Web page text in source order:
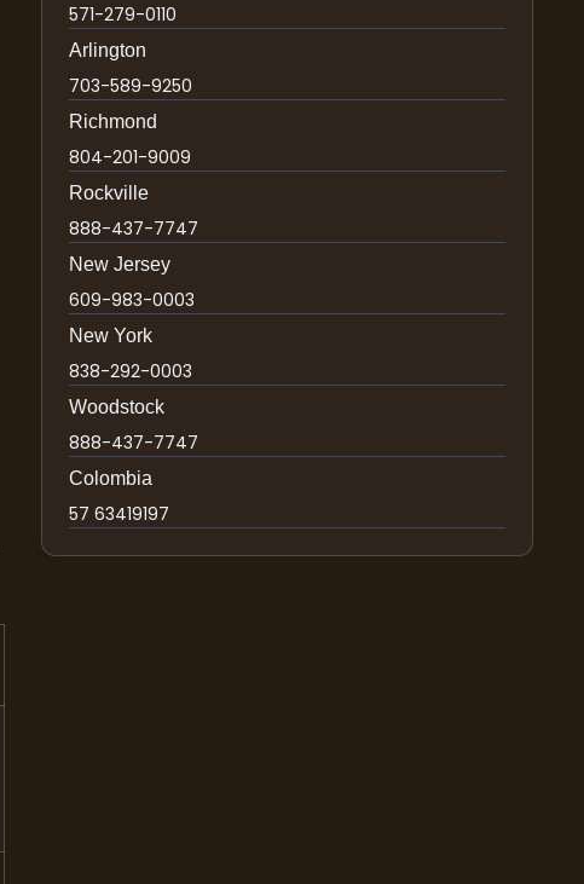
571-279-0110
Arlington
703-589-9250
Richmond
804-201-9009
Rockville
888-437-7747
New Jersey
609-983-0003
New York
838-292-0003
Woodstock
888-437-7747
Colombia
57 63419197